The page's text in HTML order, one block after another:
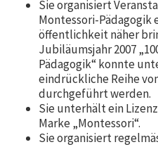
Sie organisiert
Montessori-Pädagogik
öffentlichkeit näher
Jubiläumsjahr 2007
Pädagogik“ konnte
eindrückliche Reihe
durchgeführt werden.
Sie unterhält ein
Marke „Montessori“.
Sie organisiert